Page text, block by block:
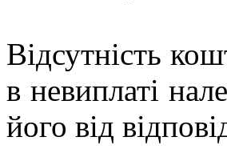
Відсутність
в невиплаті
його від